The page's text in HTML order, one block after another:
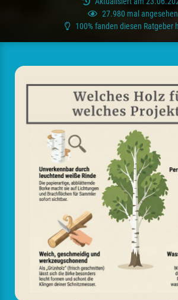
27.980 mal angesehen
100% fanden diesen Ratgeber